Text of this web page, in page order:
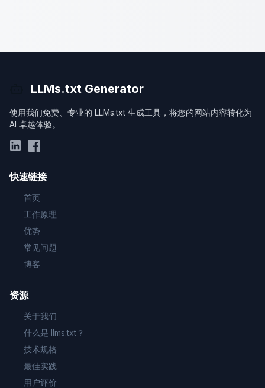
LLMs.txt Generator
使用我们免费、专业的 LLMs.txt 生成工具，将您的网站内容转化为
AI 卓越体验。
快速链接
首页
工作原理
优势
常见问题
博客
资源
关于我们
什么是 llms.txt？
技术规格
最佳实践
用户评价